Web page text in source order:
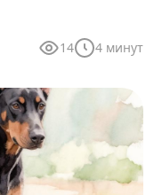
14 4 минут